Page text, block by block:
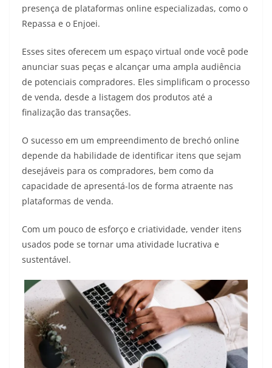
presença de plataformas online especializadas, como o
Repassa e o Enjoei.
Esses sites oferecem um espaço virtual onde você pode
anunciar suas peças e alcançar uma ampla audiência
de potenciais compradores. Eles simplificam o processo
de venda, desde a listagem dos produtos até a
finalização das transações.
O sucesso em um empreendimento de brechó online
depende da habilidade de identificar itens que sejam
desejáveis para os compradores, bem como da
capacidade de apresentá-los de forma atraente nas
plataformas de venda.
Com um pouco de esforço e criatividade, vender itens
usados pode se tornar uma atividade lucrativa e
sustentável.